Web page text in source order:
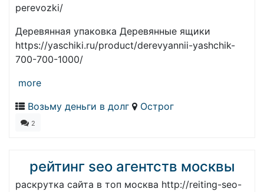
perevozki/
Деревянная упаковка Деревянные ящики
https://yaschiki.ru/product/derevyannii-yashchik-
700-700-1000/
more
Возьму деньги в долг
Острог
2
рейтинг seo агентств москвы
раскрутка сайта в топ москва http://reiting-seo-